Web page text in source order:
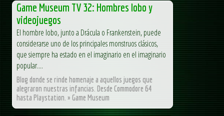
Game Museum TV 32: Hombres lobo y
videojuegos
El hombre lobo, junto a Drácula o Frankenstein, puede
considerarse uno de los principales monstruos clásicos,
que siempre ha estado en el imaginario en el imaginario
popular....
Blog donde se rinde homenaje a aquellos juegos que
alegraron nuestras infancias. Desde Commodore 64
hasta Playstation. » Game Museum